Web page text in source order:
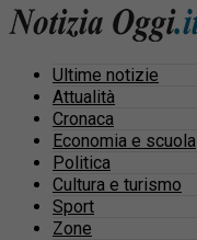
Ultime notizie
Attualità
Cronaca
Economia e scuola
Politica
Cultura e turismo
Sport
Zone